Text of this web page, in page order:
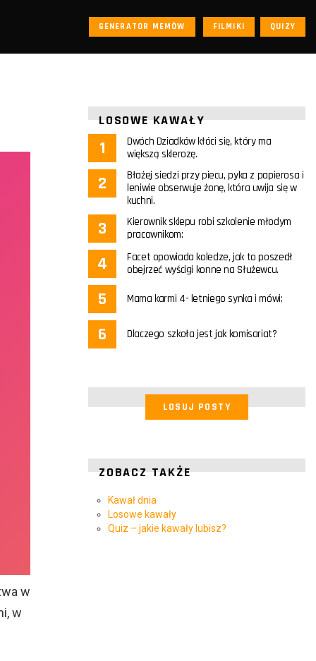
GENERATOR MEMÓW FILMIKI QUIZY
w
w
LOSOWE KAWAŁY
Dwóch Dziadków kłóci się, który ma
większą sklerozę.
Błażej siedzi przy piecu, pyka z papierosa i
leniwie obserwuje żonę, która uwija się w
kuchni.
Kierownik sklepu robi szkolenie młodym
pracownikom:
Facet opowiada koledze, jak to poszedł
obejrzeć wyścigi konne na Służewcu.
Mama karmi 4- letniego synka i mówi;
Dlaczego szkoła jest jak komisariat?
LOSUJ POSTY
ZOBACZ TAKŻE
Kawał dnia
Losowe kawały
Quiz – jakie kawały lubisz?